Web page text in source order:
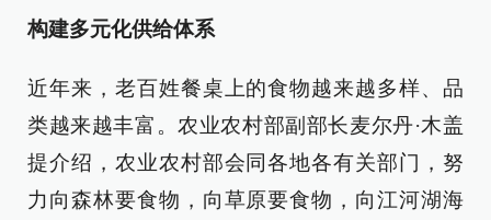
构建多元化供给体系
近年来，老百姓餐桌上的食物越来越多样、品
类越来越丰富。农业农村部副部长麦尔丹·木盖
提介绍，农业农村部会同各地各有关部门，努
力向森林要食物，向草原要食物，向江河湖海